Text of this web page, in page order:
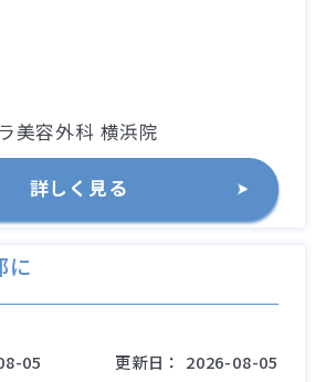
美容外科 横浜院
詳しく見る
に
05 更新日： 2026-08-05